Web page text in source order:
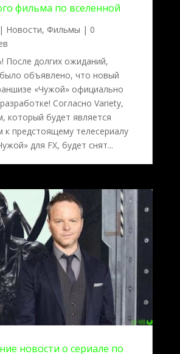
фильма по вселенной
| Новости, Фильмы | 0
долгих ожиданий,
объявлено, что новый
«Чужой» официально
Согласно Variety,
который будет является
к предстоящему телесериалу
для FX, будет снят...
новости о сериале по